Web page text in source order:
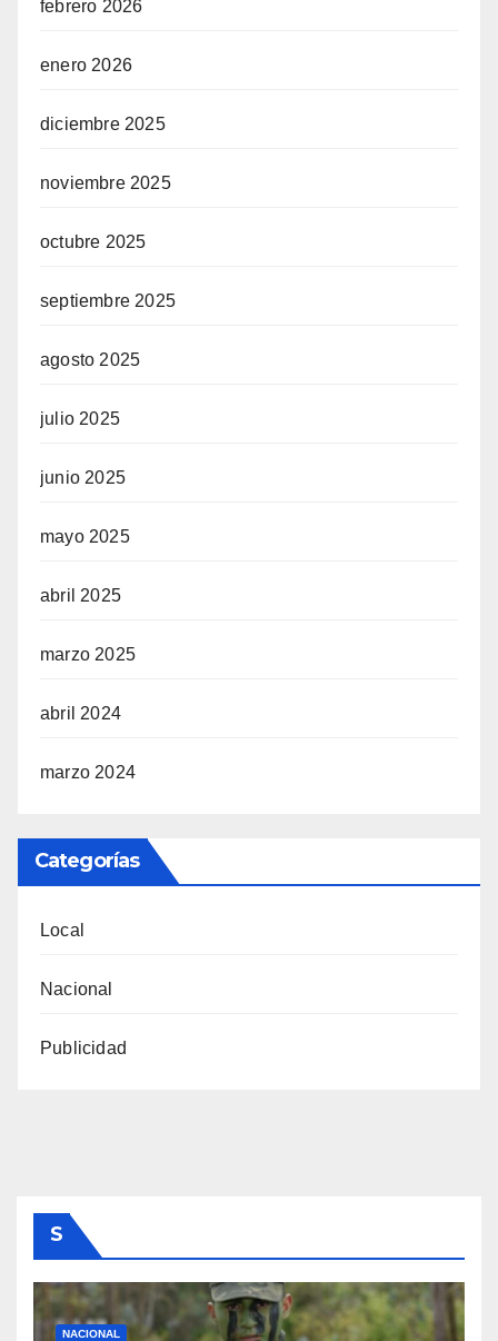
febrero 2026
enero 2026
diciembre 2025
noviembre 2025
octubre 2025
septiembre 2025
agosto 2025
julio 2025
junio 2025
mayo 2025
abril 2025
marzo 2025
abril 2024
marzo 2024
Categorías
Local
Nacional
Publicidad
S
NACIONAL